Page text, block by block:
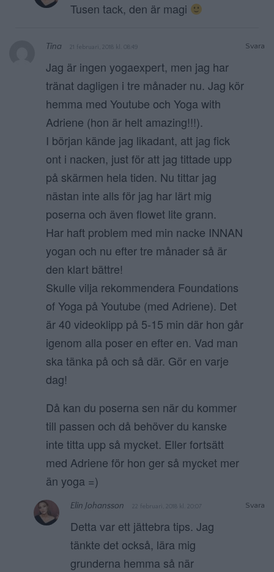
Tusen tack, den är magi
Svara
Tina 21 februari, 2018 kl. 08:49
Jag är ingen yogaexpert, men jag har
tränat dagligen i tre månader nu. Jag kör
hemma med Youtube och Yoga with
Adriene (hon är helt amazing!!!).
I början kände jag likadant, att jag fick
ont i nacken, just för att jag tittade upp
på skärmen hela tiden. Nu tittar jag
nästan inte alls för jag har lärt mig
poserna och även flowet lite grann.
Har haft problem med min nacke INNAN
yogan och nu efter tre månader så är
den klart bättre!
Skulle vilja rekommendera Foundations
of Yoga på Youtube (med Adriene). Det
är 40 videoklipp på 5-15 min där hon går
igenom alla poser en efter en. Vad man
ska tänka på och så där. Gör en varje
dag!
Då kan du poserna sen när du kommer
till passen och då behöver du kanske
inte titta upp så mycket. Eller fortsätt
med Adriene för hon ger så mycket mer
än yoga =)
Svara
Elin Johansson 22 februari, 2018 kl. 20:07
Detta var ett jättebra tips. Jag
tänkte det också, lära mig
grunderna hemma så när